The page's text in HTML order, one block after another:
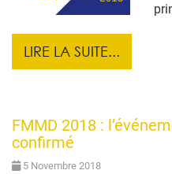
LIRE LA SUITE...
FMMD 2018 :
confirmé
5 Novembre 2018